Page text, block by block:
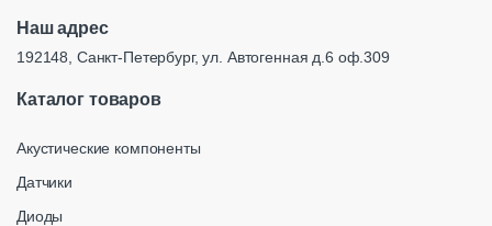
Наш адрес
192148, Санкт-Петербург, ул. Автогенная д.6 оф.309
Каталог товаров
Акустические компоненты
Датчики
Диоды